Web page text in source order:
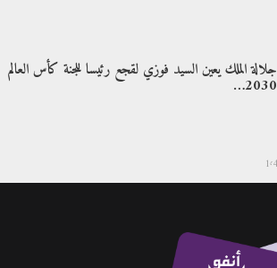
جلالة الملك يعين السيد فوزي لقجع رئيسا للجنة كأس العالم
2030…